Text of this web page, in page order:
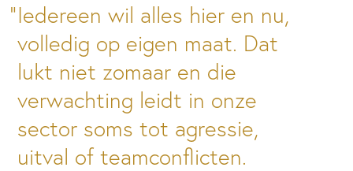
Iedereen wil alles hier en nu,
volledig op eigen maat. Dat
lukt niet zomaar en die
verwachting leidt in onze
sector soms tot agressie,
uitval of teamconflicten.